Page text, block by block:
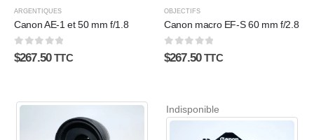
ARGENTIQUES
Canon AE-1 et 50 mm f/1.8
0sur 5
$267.50 TTC
OBJECTIFS
Canon macro EF-S 60 mm f/2.8
0sur 5
$267.50 TTC
Indisponible